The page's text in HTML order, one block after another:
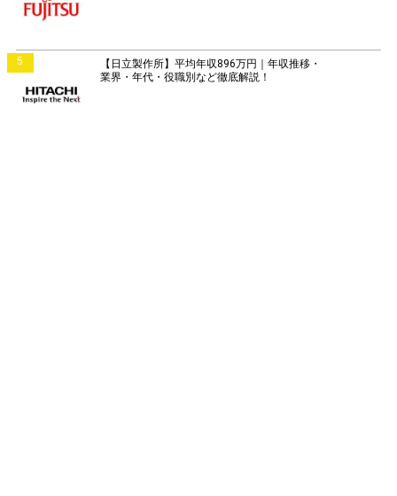
5
【日立製作所】平均年収896万円｜年収推移・
業界・年代・役職別など徹底解説！